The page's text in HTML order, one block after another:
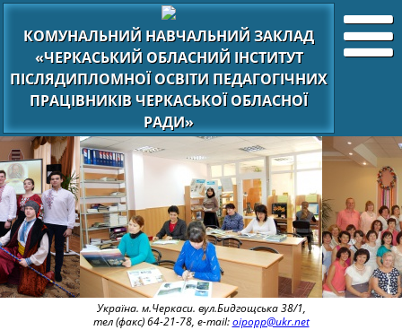
КОМУНАЛЬНИЙ НАВЧАЛЬНИЙ ЗАКЛАД
«ЧЕРКАСЬКИЙ ОБЛАСНИЙ ІНСТИТУТ
ПІСЛЯДИПЛОМНОЇ ОСВІТИ ПЕДАГОГІЧНИХ
ПРАЦІВНИКІВ ЧЕРКАСЬКОЇ ОБЛАСНОЇ
РАДИ»
Україна. м.Черкаси. вул.Бидгощська 38/1,
тел (факс) 64-21-78, e-mail:oipopp@ukr.net